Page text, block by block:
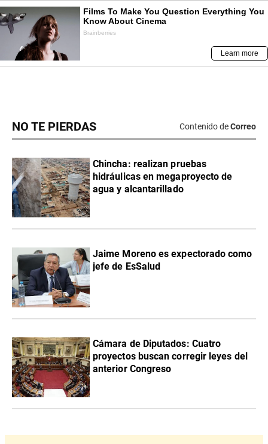
NO TE PIERDAS Contenido deCorreo
Chincha: realizan pruebas
hidráulicas en megaproyecto de
agua y alcantarillado
Jaime Moreno es expectorado como
jefe de EsSalud
Cámara de Diputados: Cuatro
proyectos buscan corregir leyes del
anterior Congreso